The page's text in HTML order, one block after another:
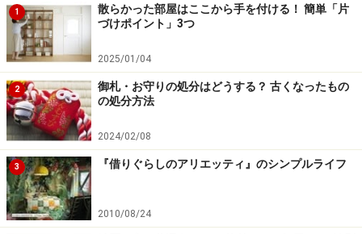
そうめん
パン
インスタントラーメン（家族それぞれが好きなモ
ノ）
グラタン
ハヤシライス
麻婆豆腐
をストックしています。
1
散らかった部屋はここから手を付ける！ 簡単「片
づけポイント」3つ
2025/01/04
2
御札・お守りの処分はどうする？ 古くなったもの
の処分方法
2024/02/08
3 『借りぐらしのアリエッティ』のシンプルライフ
2010/08/24